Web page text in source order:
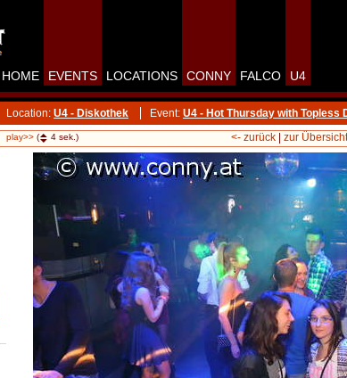
HOME EVENTS LOCATIONS CONNY FALCO U4
Location: U4 - Diskothek Event: U4 - Hot Thursday with Topless
play>> ( 4 sek.) <- zurück| zur Übersicht